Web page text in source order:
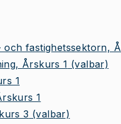
fastighetssektorn,
Årskurs 1 (valbar)
1
1
3 (valbar)